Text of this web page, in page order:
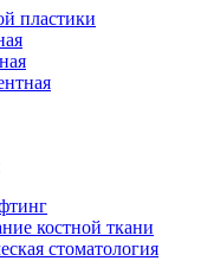
пластики
костной ткани
стоматология